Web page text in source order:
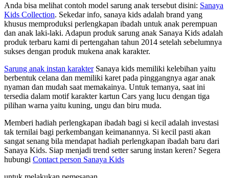
Anda bisa melihat contoh model sarung anak tersebut disini: Sanaya
Kids Collection. Sekedar info, sanaya kids adalah brand yang
khusus memproduksi perlengkapan ibadah untuk anak perempuan
dan anak laki-laki. Adapun produk sarung anak Sanaya Kids adalah
produk terbaru kami di pertengahan tahun 2014 setelah sebelumnya
sukses dengan produk mukena anak karakter.
Sarung anak instan karakterSanaya kids memiliki kelebihan yaitu
berbentuk celana dan memiliki karet pada pinggangnya agar anak
nyaman dan mudah saat memakainya. Untuk temanya, saat ini
tersedia dalam motif karakter kartun Cars yang lucu dengan tiga
pilihan warna yaitu kuning, ungu dan biru muda.
Memberi hadiah perlengkapan ibadah bagi si kecil adalah investasi
tak ternilai bagi perkembangan keimanannya. Si kecil pasti akan
sangat senang bila mendapat hadiah perlengkapan ibadah baru dari
Sanaya Kids. Siap menjadi trend setter sarung instan keren? Segera
hubungi Contact person Sanaya Kids